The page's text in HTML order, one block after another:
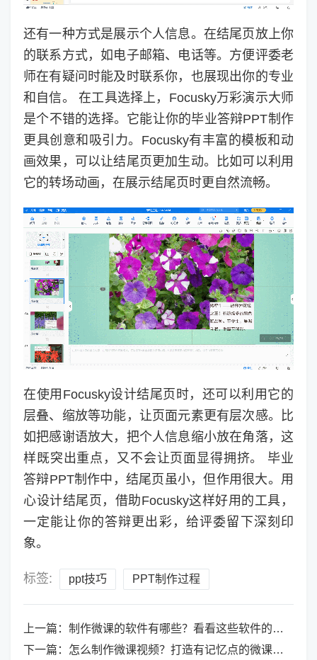
还有一种方式是展示个人信息。在结尾页放上你
的联系方式，如电子邮箱、电话等。方便评委老
师在有疑问时能及时联系你，也展现出你的专业
和自信。 在工具选择上，Focusky万彩演示大师
是个不错的选择。它能让你的毕业答辩PPT制作
更具创意和吸引力。Focusky有丰富的模板和动
画效果，可以让结尾页更加生动。比如可以利用
它的转场动画，在展示结尾页时更自然流畅。
在使用Focusky设计结尾页时，还可以利用它的
层叠、缩放等功能，让页面元素更有层次感。比
如把感谢语放大，把个人信息缩小放在角落，这
样既突出重点，又不会让页面显得拥挤。 毕业
答辩PPT制作中，结尾页虽小，但作用很大。用
心设计结尾页，借助Focusky这样好用的工具，
一定能让你的答辩更出彩，给评委留下深刻印
象。
标签: ppt技巧 PPT制作过程
上一篇： 制作微课的软件有哪些？看看这些软件的优势
下一篇： 怎么制作微课视频？打造有记忆点的微课品牌